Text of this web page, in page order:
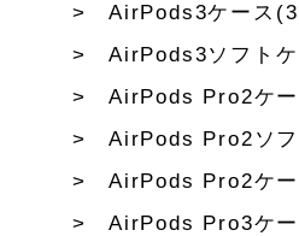
AirPods3ケース
AirPods3ソフトケ
AirPods Pro2ケー
AirPods Pro2ソフ
AirPods Pro2ケ
AirPods Pro3ケー